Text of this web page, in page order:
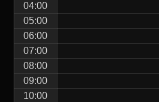
04:00
05:00
06:00
07:00
08:00
09:00
10:00